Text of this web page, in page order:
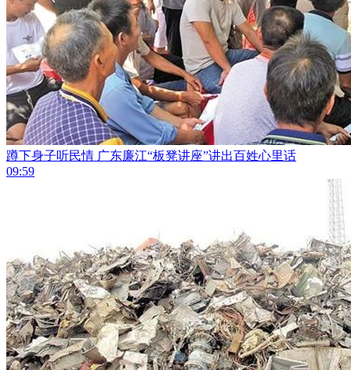
蹲下身子听民情 广东廉江“板凳讲座”讲出百姓心里话
09:59